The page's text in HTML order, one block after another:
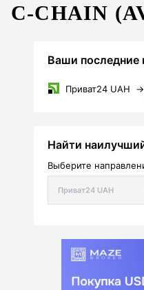
C-CHAIN
Ваши последние
Приват24 UAH →
Найти
Выберите